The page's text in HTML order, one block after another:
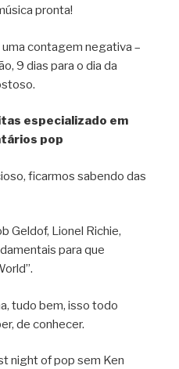
pronta!
contagem negativa –
9 dias para o dia da
especializado em
pop
ficarmos sabendo das
Geldof, Lionel Richie,
para que
tudo bem, isso todo
de conhecer.
night of pop sem Ken